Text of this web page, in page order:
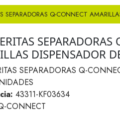
SEPARADORAS Q-CONNECT
SEPARADORAS
DISPENSADOR
SEPARADORAS Q-
43311-KF03634
CONNECT